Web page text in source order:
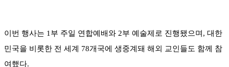
이번 행사는 1부 주일 연합예배와 2부 예술제로 진행됐으며, 대한
민국을 비롯한 전 세계 78개국에 생중계돼 해외 교인들도 함께 참
여했다.